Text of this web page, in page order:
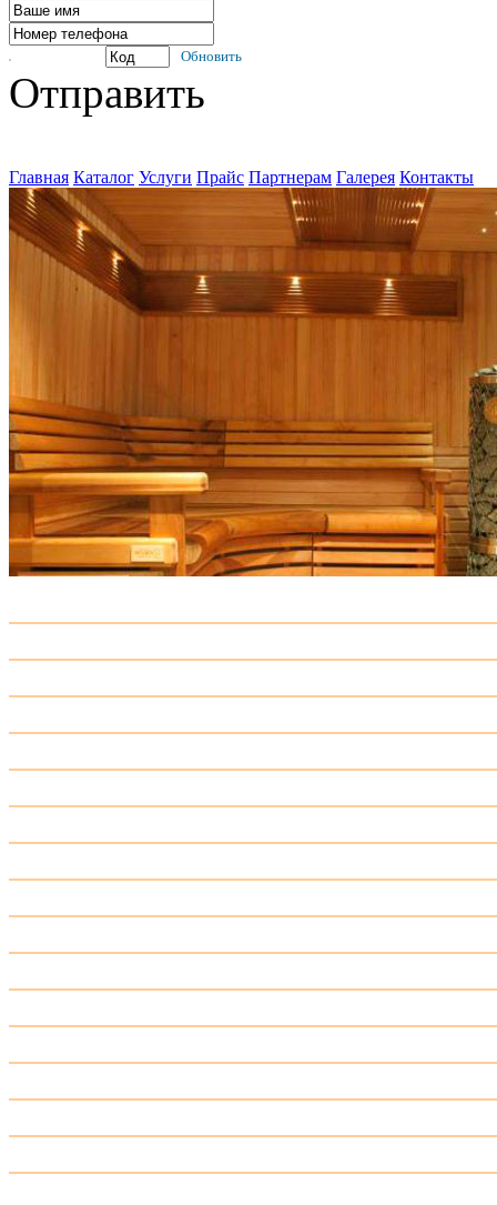
Обновить
Отправить
Главная Каталог Услуги Прайс Партнерам Галерея Контакты